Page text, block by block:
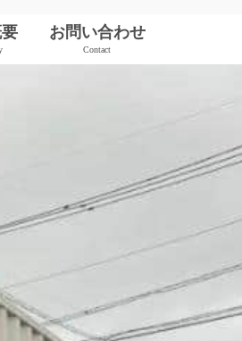
お問い合わせ
Contact